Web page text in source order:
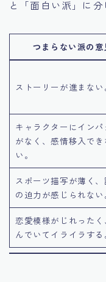
と「面白い派」に分
つまらない派の意
ストーリーが進まない
キャラクターにインパ
がなく、感情移入でき
い。
スポーツ描写が薄く
の迫力が感じられない
恋愛模様がじれった
んでいてイライラする